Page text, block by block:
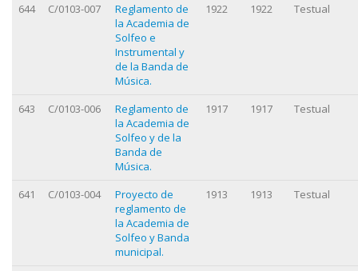
644 C/0103-007
Reglamento de
la Academia de
Solfeo e
Instrumental y
de la Banda de
Música.
1922 1922 Testual
643 C/0103-006
Reglamento de
la Academia de
Solfeo y de la
Banda de
Música.
1917 1917 Testual
641 C/0103-004
Proyecto de
reglamento de
la Academia de
Solfeo y Banda
municipal.
1913 1913 Testual